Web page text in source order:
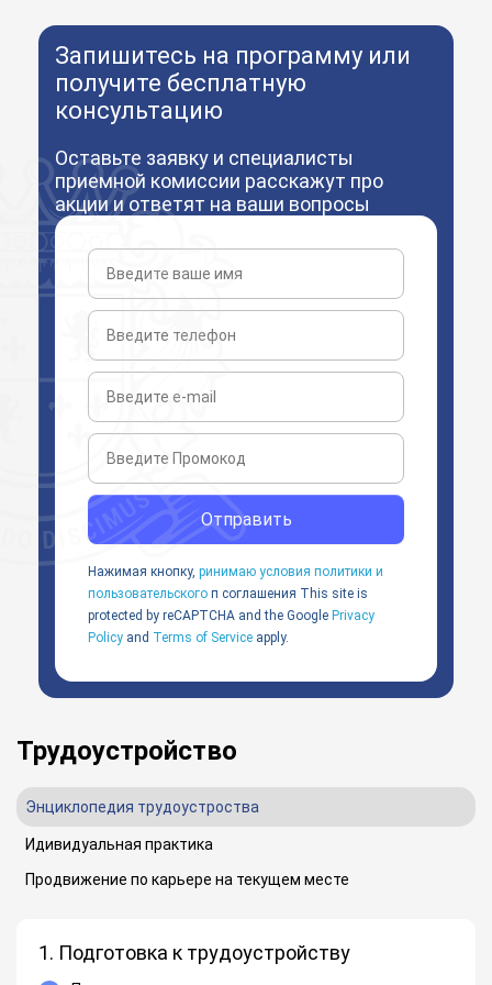
Запишитесь на программу или
получите бесплатную
консультацию
Оставьте заявку и специалисты
приемной комиссии расскажут про
акции и ответят на ваши вопросы
Отправить
Нажимая кнопку, ринимаю условия политики и
пользовательского п соглашения This site is
protected by reCAPTCHA and the Google Privacy
Policy and Terms of Service apply.
Трудоустройство
Энциклопедия трудоустроства
Идивидуальная практика
Продвижение по карьере на текущем месте
1. Подготовка к трудоустройству